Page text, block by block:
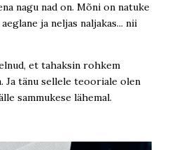
nagu nad on. Mõni on natuke
ja neljas naljakas... nii
et tahaksin rohkem
Ja tänu sellele teooriale olen
sammukese lähemal.